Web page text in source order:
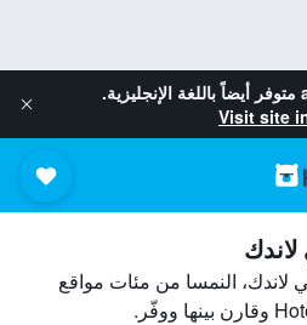
متوفر أيضاً باللغة الإنجليزية.
Visit site
النمسا من مئات مواقع